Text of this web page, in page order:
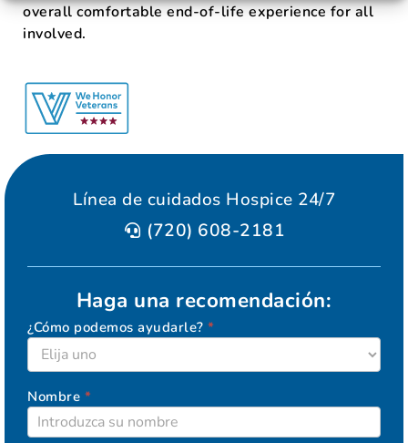
overall comfortable end-of-life experience for all
involved.
Línea de cuidados Hospice 24/7
(720) 608-2181
Haga una recomendación:
ELEVATION
¿Cómo podemos ayudarle? *
Nombre *